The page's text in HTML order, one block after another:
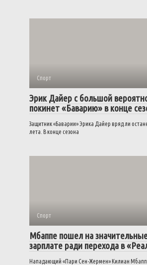
Спорт
Эрик Дайер с большой
покинет «Баварию» в конце
Защитник «Баварии» Эрика Дайер вряд ли
лета. В конце сезона
Спорт
Мбаппе пошел на
зарплате ради перехода в
Нападающий «Пари Сен-Жермен» Килиан